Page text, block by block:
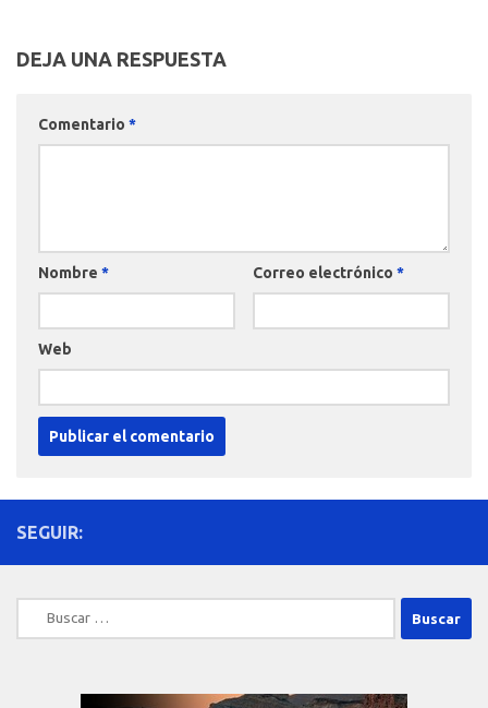
DEJA UNA RESPUESTA
Comentario *
Nombre * Correo electrónico *
Web
SEGUIR:
Buscar: